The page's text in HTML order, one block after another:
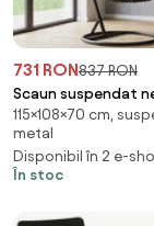
731 RON837 RON
Scaun suspendat
cu suport, perna
115×108×70 cm,
metal
Disponibil în 2 e-
În stoc